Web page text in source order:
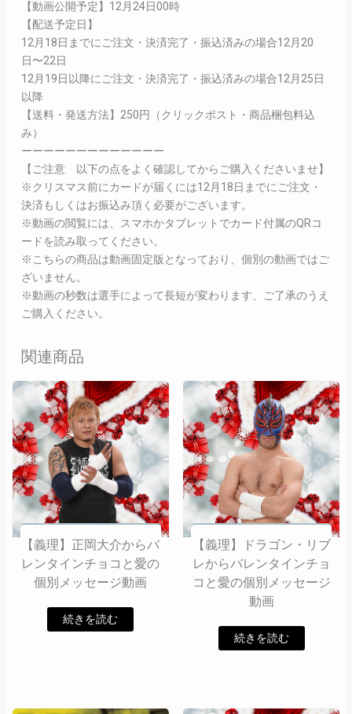
【動画公開予定】12月24日00時
【配送予定日】
12月18日までにご注文・決済完了・振込済みの場合12月20
日〜22日
12月19日以降にご注文・決済完了・振込済みの場合12月25日
以降
【送料・発送方法】250円（クリックポスト・商品梱包料込
み）
ーーーーーーーーーーーーー
【ご注意 以下の点をよく確認してからご購入くださいませ】
※クリスマス前にカードが届くには12月18日までにご注文・
決済もしくはお振込み頂く必要がございます。
※動画の閲覧には、スマホかタブレットでカード付属のQRコ
ードを読み取ってください。
※こちらの商品は動画固定版となっており、個別の動画ではご
ざいません。
※動画の秒数は選手によって長短が変わります、ご了承のうえ
ご購入ください。
関連商品
【義理】正岡大介からバ
レンタインチョコと愛の
個別メッセージ動画
続きを読む
【義理】ドラゴン・リブ
レからバレンタインチョ
コと愛の個別メッセージ
動画
続きを読む